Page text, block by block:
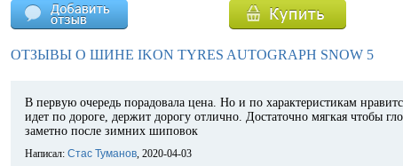
ОТЗЫВЫ О ШИНЕ IKON TYRES AUTOGRAPH SNOW 5
В первую очередь порадовала цена. Но и по характеристикам
идет по дороге, держит дорогу отлично. Достаточно мягкая чтобы
заметно после зимних шиповок
Написал: Стас Туманов, 2020-04-03